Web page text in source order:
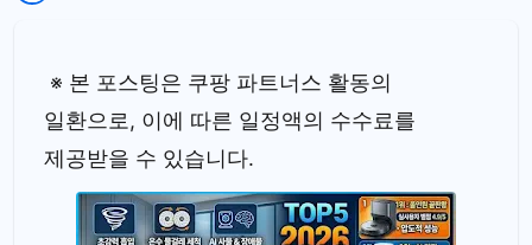
※ 본 포스팅은 쿠팡 파트너스 활동의
일환으로, 이에 따른 일정액의 수수료를
제공받을 수 있습니다.